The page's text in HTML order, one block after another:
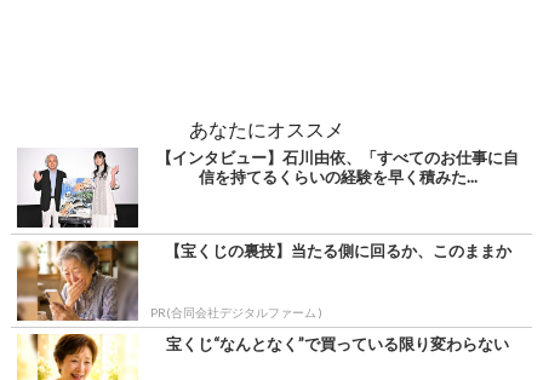
あなたにオススメ
【インタビュー】石川由依、「すべてのお仕事に自
信を持てるくらいの経験を早く積みた...
【宝くじの裏技】当たる側に回るか、このままか
PR(合同会社デジタルファーム )
宝くじ“なんとなく”で買っている限り変わらない